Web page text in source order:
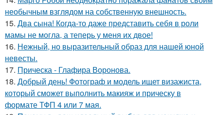
необычным взглядом на собственную внешность.
15. Два сына! Когда-то даже представить себя в роли
мамы не могла, а теперь у меня их двое!
16. Нежный, но выразительный образ для нашей юной
невесты.
17. Прическа - Глафира Воронова.
18. Добрый день! Фотограф и модель ищет визажиста,
который сможет выполнить макияж и прическу в
формате ТФП 4 или 7 мая.